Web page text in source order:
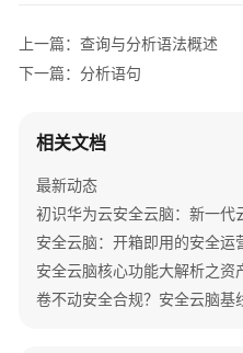
理
审
日
审
总
上一篇：查询与分析语法概述
下一篇：分析语句
相关文档
最新动态
初识华为云安全云脑：新一代
安全云脑：开箱即用的安全运
安全云脑核心功能大解析之资